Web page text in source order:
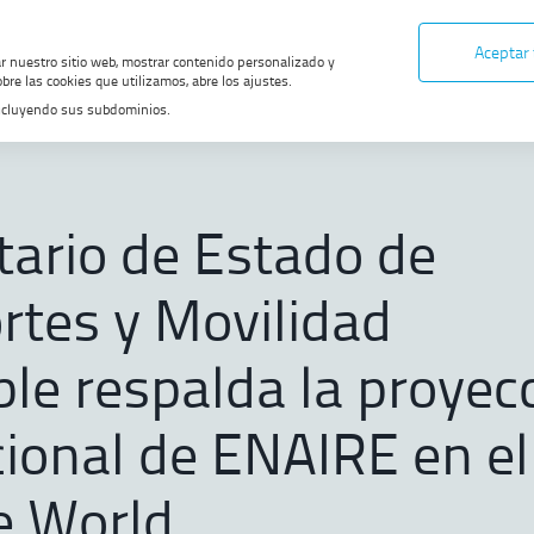
de Transportes y Movilidad Sostenible respalda la proyección
de Estado de
y Movilidad
respalda la
de ENAIRE en el
sitio web, mostrar contenido personalizado y
las cookies que utilizamos, abre los ajustes.
sus subdominios.
Aceptar